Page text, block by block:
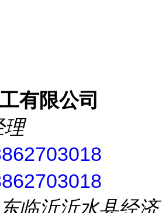
有限公司
理
临沂沂水县经济